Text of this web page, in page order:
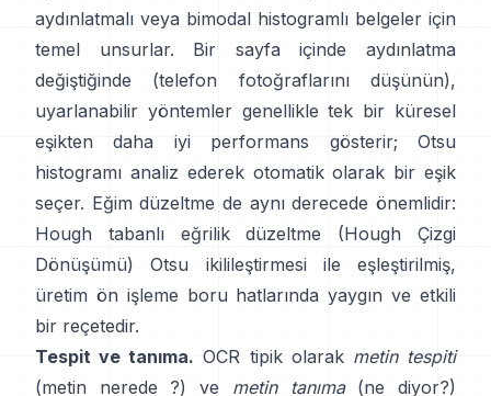
aydınlatmalı veya bimodal histogramlı belgeler için
temel unsurlar. Bir sayfa içinde aydınlatma
değiştiğinde (telefon fotoğraflarını düşünün),
uyarlanabilir yöntemler genellikle tek bir küresel
eşikten daha iyi performans gösterir; Otsu
histogramı analiz ederek otomatik olarak bir eşik
seçer. Eğim düzeltme de aynı derecede önemlidir:
Hough tabanlı eğrilik düzeltme (Hough Çizgi
Dönüşümü) Otsu ikilileştirmesi ile eşleştirilmiş,
üretim ön işleme boru hatlarında yaygın ve etkili
bir reçetedir.
Tespit ve tanıma. OCR tipik olarak metin tespiti
(metin nerede ?) ve metin tanıma(ne diyor?)